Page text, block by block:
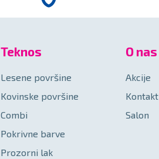
Teknos
Lesene površine
Kovinske površine
Combi
Pokrivne barve
Prozorni lak
O nas
Akcije
Kontakt
Salon